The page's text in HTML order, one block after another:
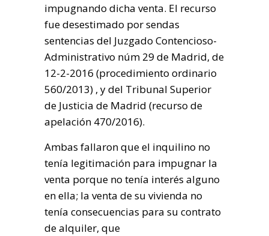
impugnando dicha venta. El recurso
fue desestimado por sendas
sentencias del Juzgado Contencioso-
Administrativo núm 29 de Madrid, de
12-2-2016 (procedimiento ordinario
560/2013) , y del Tribunal Superior
de Justicia de Madrid (recurso de
apelación 470/2016).
Ambas fallaron que el inquilino no
tenía legitimación para impugnar la
venta porque no tenía interés alguno
en ella; la venta de su vivienda no
tenía consecuencias para su contrato
de alquiler, que